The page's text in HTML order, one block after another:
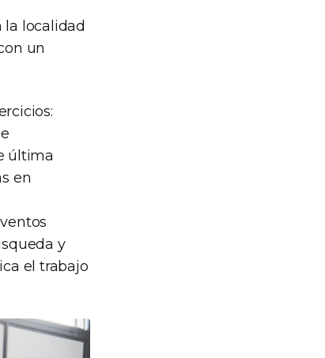
la localidad
un
última
en
y
el trabajo